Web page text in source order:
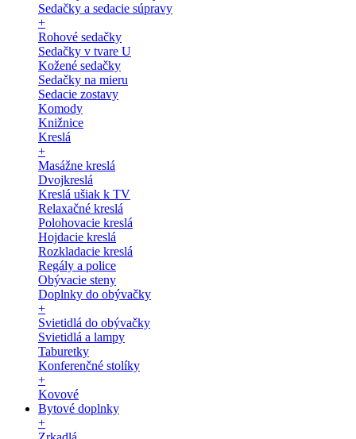
Sedačky a sedacie súpravy
+
Rohové sedačky
Sedačky v tvare U
Kožené sedačky
Sedačky na mieru
Sedacie zostavy
Komody
Knižnice
Kreslá
+
Masážne kreslá
Dvojkreslá
Kreslá ušiak k TV
Relaxačné kreslá
Polohovacie kreslá
Hojdacie kreslá
Rozkladacie kreslá
Regály a police
Obývacie steny
Doplnky do obývačky
+
Svietidlá do obývačky
Svietidlá a lampy
Taburetky
Konferenčné stolíky
+
Kovové
Bytové doplnky
+